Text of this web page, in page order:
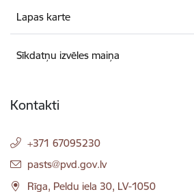
Lapas karte
Sīkdatņu izvēles maiņa
Kontakti
+371 67095230
E-pasts:
pasts@pvd.gov.lv
Rīga, Peldu iela 30, LV-1050